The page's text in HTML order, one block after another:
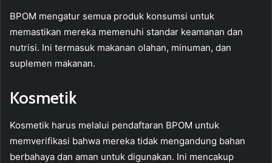
BPOM mengatur semua produk konsumsi untuk
memastikan mereka memenuhi standar keamanan dan
nutrisi. Ini termasuk makanan olahan, minuman, dan
suplemen makanan.
Kosmetik
Kosmetik harus melalui pendaftaran BPOM untuk
memverifikasi bahwa mereka tidak mengandung bahan
berbahaya dan aman untuk digunakan. Ini mencakup